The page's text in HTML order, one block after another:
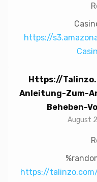
https://
Https://
Anleitung-Zum-
Beheben-
August
https://